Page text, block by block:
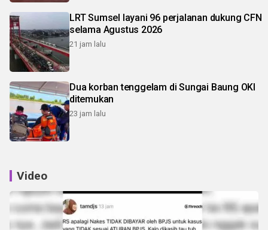
LRT Sumsel layani 96 perjalanan dukung CFN
selama Agustus 2026
21 jam lalu
Dua korban tenggelam di Sungai Baung OKI
ditemukan
23 jam lalu
Video